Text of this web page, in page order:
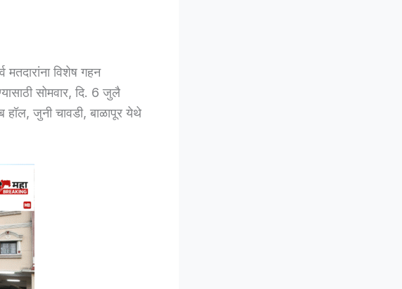
विशेष गहन
सोमवार, दि. 6 जुलै
हॉल, जुनी चावडी, बाळापूर येथे